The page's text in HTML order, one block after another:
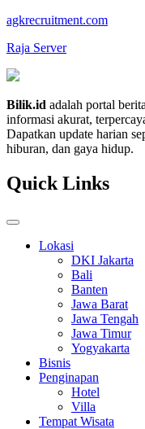
agkrecruitment.com
Raja Server
Bilik.id adalah portal
informasi akurat,
Dapatkan update harian
hiburan, dan gaya hidup.
Quick Links
Lokasi
DKI Jakarta
Bali
Banten
Jawa Barat
Jawa Tengah
Jawa Timur
Yogyakarta
Bisnis
Penginapan
Hotel
Villa
Tempat Wisata